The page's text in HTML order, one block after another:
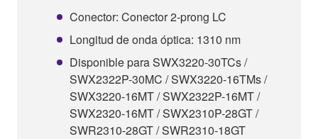
Conector: Conector 2-prong LC
Longitud de onda óptica: 1310 nm
Disponible para SWX3220-30TCs /
SWX2322P-30MC / SWX3220-16TMs /
SWX3220-16MT / SWX2322P-16MT /
SWX2320-16MT / SWX2310P-28GT /
SWR2310-28GT / SWR2310-18GT